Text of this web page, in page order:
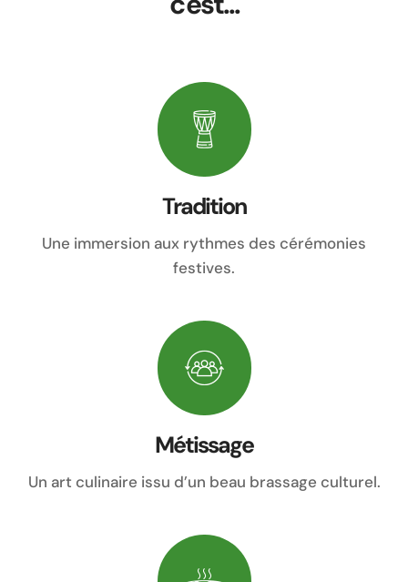
Tradition
Une immersion aux rythmes des cérémonies
festives.
Métissage
Un art culinaire issu d’un beau brassage culturel.